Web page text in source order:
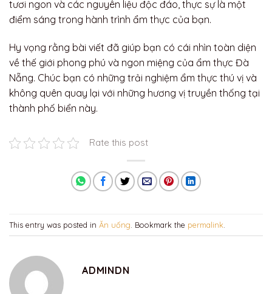
tươi ngon và các nguyên liệu độc đáo, thực sự là một
điểm sáng trong hành trình ẩm thực của bạn.
Hy vọng rằng bài viết đã giúp bạn có cái nhìn toàn diện
về thế giới phong phú và ngon miệng của ẩm thực Đà
Nẵng. Chúc bạn có những trải nghiệm ẩm thực thú vị và
không quên quay lại với những hương vị truyền thống tại
thành phố biển này.
Rate this post
This entry was posted in Ăn uống . Bookmark the permalink
ADMINDN